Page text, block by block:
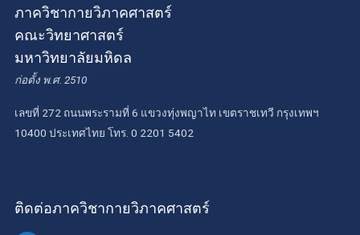
ภาควิชากายวิภาคศาสตร์
คณะวิทยาศาสตร์
มหาวิทยาลัยมหิดล
ก่อตั้ง พ.ศ. 2510
เลขที่ 272 ถนนพระรามที่ 6 แขวงทุ่งพญาไท เขตราชเทวี กรุงเทพฯ
10400 ประเทศไทย โทร. 0 2201 5402
ติดต่อภาควิชากายวิภาคศาสตร์